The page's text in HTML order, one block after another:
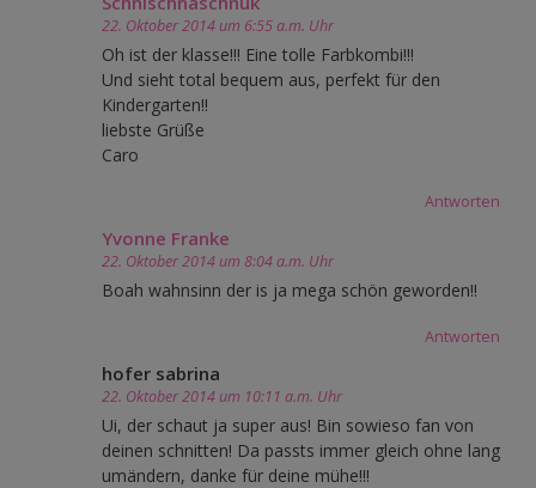
22. Oktober 2014 um 6:55 a.m. Uhr
Oh ist der klasse!!! Eine tolle Farbkombi!!!
Und sieht total bequem aus, perfekt für den
Kindergarten!!
liebste Grüße
Caro
Antworten
Yvonne Franke
22. Oktober 2014 um 8:04 a.m. Uhr
Boah wahnsinn der is ja mega schön geworden!!
Antworten
hofer sabrina
22. Oktober 2014 um 10:11 a.m. Uhr
Ui, der schaut ja super aus! Bin sowieso fan von
deinen schnitten! Da passts immer gleich ohne lang
umändern, danke für deine mühe!!!